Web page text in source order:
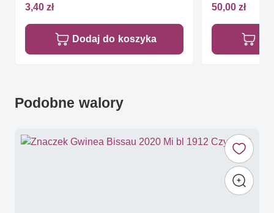
3,40 zł
Dodaj do koszyka
50,00 zł
Podobne walory